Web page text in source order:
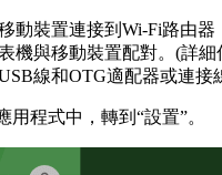
動裝置連接到Wi-Fi路由
機與移動裝置配對。(詳細
線和OTG適配器或連接
用程式中，轉到“設置”。